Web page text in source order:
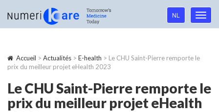
Language
navigation
NL
Accueil > Actualités > E-health > Le CHU Saint-Pierre remporte le
prix du meilleur projet eHealth 2023
Le CHU Saint-Pierre remporte le
prix du meilleur projet eHealth